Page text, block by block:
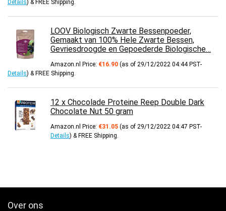
Details) & FREE Shipping
LOOV Biologisch Zwarte Bessenpoeder,
Gemaakt van 100% Hele Zwarte Bessen,
Gevriesdroogde en Gepoederde Biologische…
Amazon.nl Price: €16.90 (as of 29/12/2022 04:44 PST-
Details) & FREE Shipping
12 x Chocolade Proteine Reep Double Dark
Chocolate Nut 50 gram
Amazon.nl Price: €31.05 (as of 29/12/2022 04:47 PST-
Details) & FREE Shipping
Over ons